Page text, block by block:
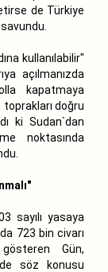
de Türkiye
kullanılabilir"
açılmanızda
kapatmaya
toprakları doğru
ki Sudan`dan
noktasında
sayılı yasaya
723 bin civarı
Gün,
söz konusu